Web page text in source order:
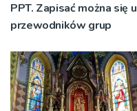
PPT. Zapisać można się u
przewodników grup